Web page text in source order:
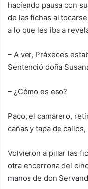
haciendo pausa con
de las fichas al
a lo que les iba a
– A ver, Práxedes
Sentenció doña
– ¿Cómo es eso?
Paco, el camarero,
cañas y tapa de callos,
Volvieron a pillar las
otra encerrona del
manos de don